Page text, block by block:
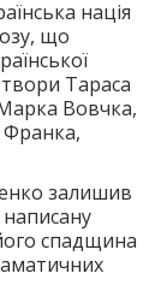
нація
що
Тараса
Вовчка,
Франка,
залишив
спадщина